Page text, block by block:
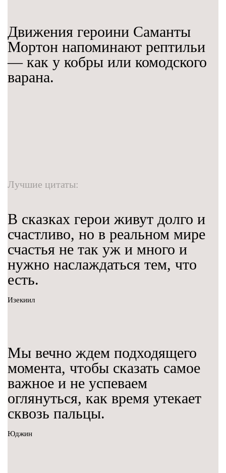
Движения героини Саманты
Мортон напоминают рептильи
— как у кобры или комодского
варана.
Лучшие цитаты:
В сказках герои живут долго и
счастливо, но в реальном мире
счастья не так уж и много и
нужно наслаждаться тем, что
есть.
Изекиил
Мы вечно ждем подходящего
момента, чтобы сказать самое
важное и не успеваем
оглянуться, как время утекает
сквозь пальцы.
Юджин